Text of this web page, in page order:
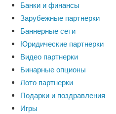
Банки и финансы
Зарубежные партнерки
Баннерные сети
Юридические партнерки
Видео партнерки
Бинарные опционы
Лото партнерки
Подарки и поздравления
Игры